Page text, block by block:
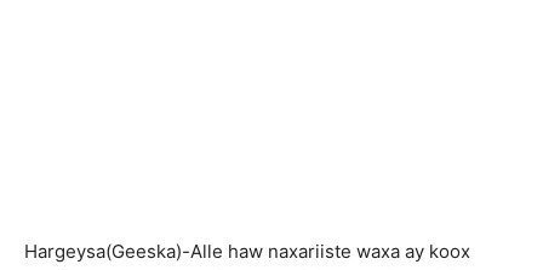
Hargeysa(Geeska)-Alle haw naxariiste waxa ay koox